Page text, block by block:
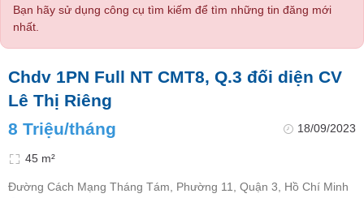
Bạn hãy sử dụng công cụ tìm kiếm để tìm những tin đăng mới
nhất.
Chdv 1PN Full NT CMT8, Q.3 đối diện CV
Lê Thị Riêng
8 Triệu/tháng
18/09/2023
45 m²
Đường Cách Mạng Tháng Tám, Phường 11, Quận 3, Hồ Chí Minh